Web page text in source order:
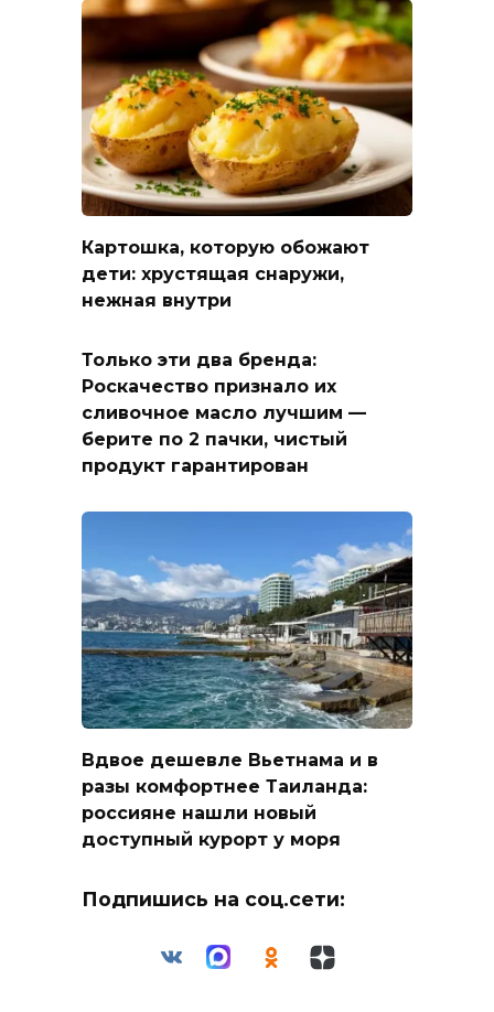
Картошка, которую обожают
дети: хрустящая снаружи,
нежная внутри
Только эти два бренда:
Роскачество признало их
сливочное масло лучшим —
берите по 2 пачки, чистый
продукт гарантирован
Вдвое дешевле Вьетнама и в
разы комфортнее Таиланда:
россияне нашли новый
доступный курорт у моря
Подпишись на соц.сети: